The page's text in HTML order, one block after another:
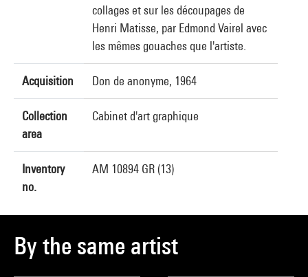
collages et sur les découpages de
Henri Matisse, par Edmond Vairel avec
les mêmes gouaches que l'artiste.
Acquisition Don de anonyme, 1964
Collection
area
Cabinet d'art graphique
Inventory
no.
AM 10894 GR (13)
By the same artist